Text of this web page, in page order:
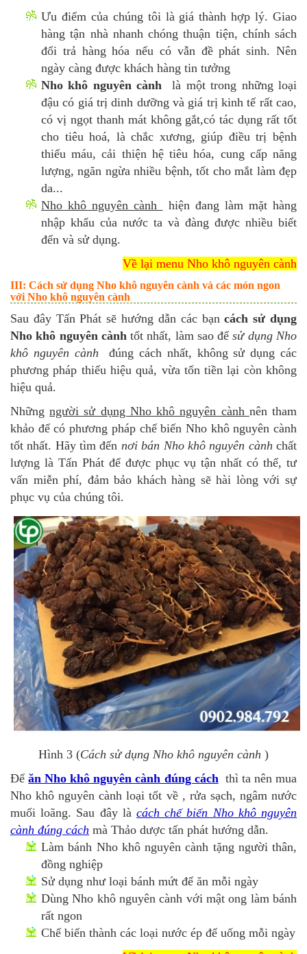
Ưu điểm của chúng tôi là giá thành hợp lý. Giao
hàng tận nhà nhanh chóng thuận tiện, chính sách
đổi trả hàng hóa nếu có vẫn đề phát sinh. Nên
ngày càng được khách hàng tin tưởng
Nho khô nguyên cành
là một trong những loại
đậu có giá trị dinh dưỡng và giá trị kinh tế rất cao,
có vị ngọt thanh mát không gắt,có tác dụng rất tốt
cho tiêu hoá, là chắc xương, giúp điều trị bệnh
thiếu máu, cải thiện hệ tiêu hóa, cung cấp năng
lượng, ngăn ngừa nhiều bệnh, tốt cho mắt làm đẹp
da...
Nho khô nguyên cành
hiện đang làm mặt hàng
nhập khẩu của nước ta và đàng được nhiều biết
đến và sử dụng.
Về lại menu Nho khô nguyên cành
III: Cách sử dụng Nho khô nguyên cành và các món ngon
với Nho khô nguyên cành
Sau đây Tấn Phát sẽ hướng dẫn các bạncách sử dụng
Nho khô nguyên cànhtốt nhất, làm sao đểsử dụng Nho
khô nguyên cành
đúng cách nhất, không sử dụng các
phương pháp thiếu hiệu quả, vừa tốn tiền lại còn không
hiệu quả.
Nhữngngười sử dụng Nho khô nguyên cành nên tham
khảo để có phương pháp chế biến Nho khô nguyên cành
tốt nhất. Hãy tìm đến nơi bán Nho khô nguyên cànhchất
lượng là Tấn Phát để được phục vụ tận nhất có thể, tư
vấn miễn phí, đảm bảo khách hàng sẽ hài lòng với sự
phục vụ của chúng tôi.
Hình 3 (Cách sử dụng Nho khô nguyên cành )
Đểăn Nho khô nguyên cành đúng cáchthì ta nên mua
Nho khô nguyên cành loại tốt về , rửa sạch, ngâm nước
muối loãng. Sau đây là cách chế biến Nho khô nguyên
cành đúng cách mà Thảo dược tấn phát hướng dẫn.
Làm bánh Nho khô nguyên cành tặng người thân,
đồng nghiệp
Sử dụng như loại bánh mứt để ăn mỗi ngày
Dùng Nho khô nguyên cành với mật ong làm bánh
rất ngon
Chế biến thành các loại nước ép để uống mỗi ngày